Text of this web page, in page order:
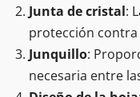
Junta de cristal:
protección contra
Junquillo:
necesaria entre